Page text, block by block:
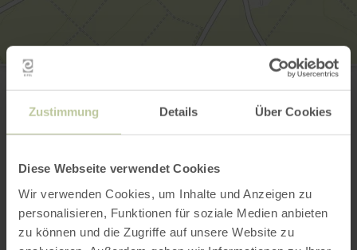
Zustimmung Details Über Cookies
Diese Webseite verwendet Cookies
Wir verwenden Cookies, um Inhalte und Anzeigen zu
personalisieren, Funktionen für soziale Medien anbieten
zu können und die Zugriffe auf unsere Website zu
Herrenstraße
Plan your arrival
Show on map
This might also be